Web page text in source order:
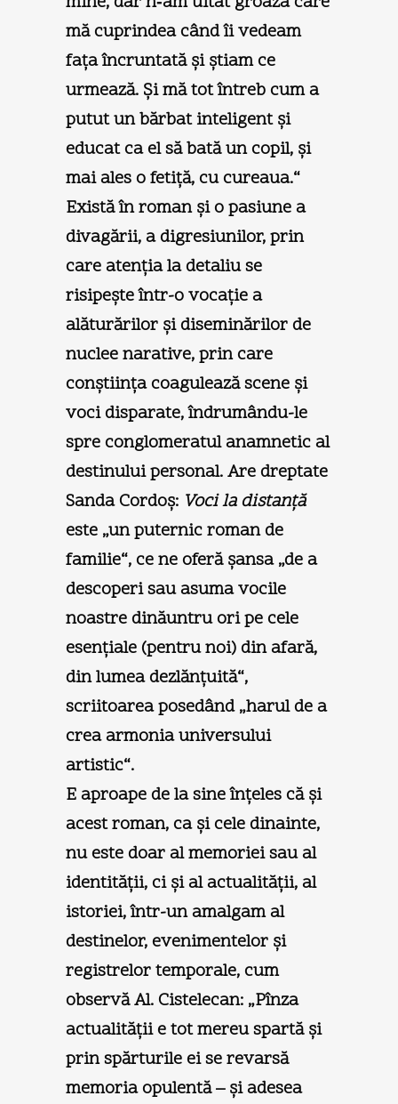
mă cuprindea când îi vedeam
faţa încruntată şi ştiam ce
urmează. Şi mă tot întreb cum a
putut un bărbat inteligent şi
educat ca el să bată un copil, şi
mai ales o fetiţă, cu cureaua.“
Există în roman şi o pasiune a
divagării, a digresiunilor, prin
care atenţia la detaliu se
risipeşte într-o vocaţie a
alăturărilor şi diseminărilor de
nuclee narative, prin care
conştiinţa coagulează scene şi
voci disparate, îndrumându-le
spre conglomeratul anamnetic al
destinului personal. Are dreptate
Sanda Cordoş: Voci la distanţă
este „un puternic roman de
familie“, ce ne oferă şansa „de a
descoperi sau asuma vocile
noastre dinăuntru ori pe cele
esenţiale (pentru noi) din afară,
din lumea dezlănţuită“,
scriitoarea posedând „harul de a
crea armonia universului
artistic“.
E aproape de la sine înţeles că şi
acest roman, ca şi cele dinainte,
nu este doar al memoriei sau al
identităţii, ci şi al actualităţii, al
istoriei, într-un amalgam al
destinelor, evenimentelor şi
registrelor temporale, cum
observă Al. Cistelecan: „Pînza
actualităţii e tot mereu spartă şi
prin spărturile ei se revarsă
memoria opulentă – şi adesea